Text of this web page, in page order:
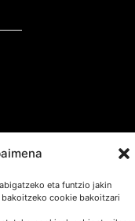
eta funtzio jakin
cookie bakoitzari